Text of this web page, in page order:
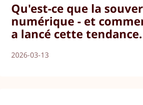
Qu'est-ce que la
numérique - et
a lancé cette tendance.
2026-03-13